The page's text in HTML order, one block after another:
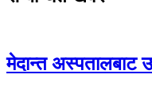
मेदान्त अस्पतालबाट